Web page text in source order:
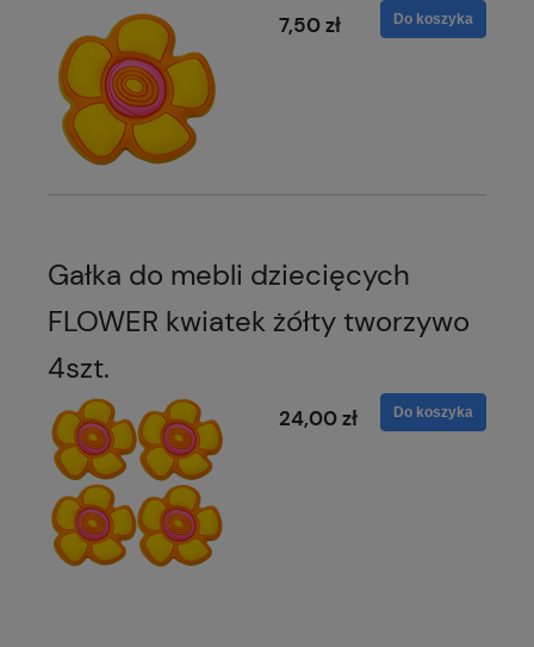
7,50 zł Do koszyka
Gałka do mebli dziecięcych
FLOWER kwiatek żółty tworzywo
4szt.
24,00 zł Do koszyka